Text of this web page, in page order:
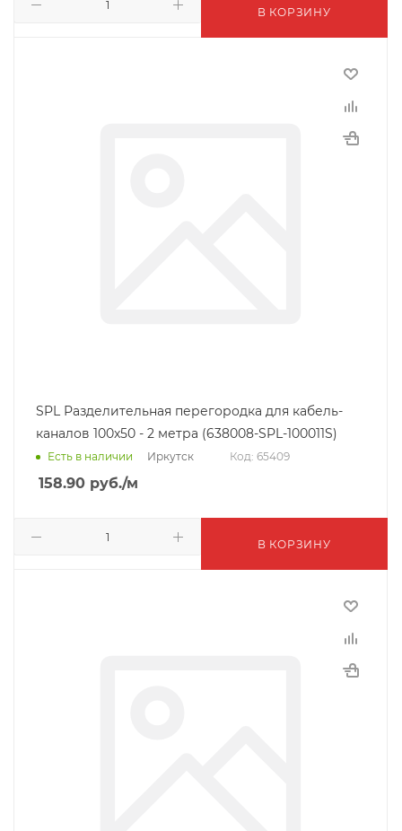
В КОРЗИНУ
SPL Разделительная перегородка для кабель-
каналов 100x50 - 2 метра (638008-SPL-100011S)
Есть в наличии Иркутск Код: 65409
158.90 руб./м
В КОРЗИНУ